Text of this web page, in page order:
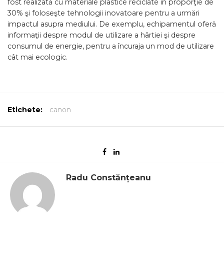
fost realizată cu materiale plastice reciclate în proporţie de
30% şi foloseşte tehnologii inovatoare pentru a urmări
impactul asupra mediului. De exemplu, echipamentul oferă
informaţii despre modul de utilizare a hârtiei şi despre
consumul de energie, pentru a încuraja un mod de utilizare
cât mai ecologic.
Etichete: canon
Radu Constănțeanu